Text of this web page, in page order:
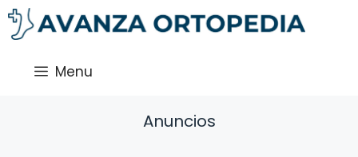
Saltar
al
Menu
Anuncios